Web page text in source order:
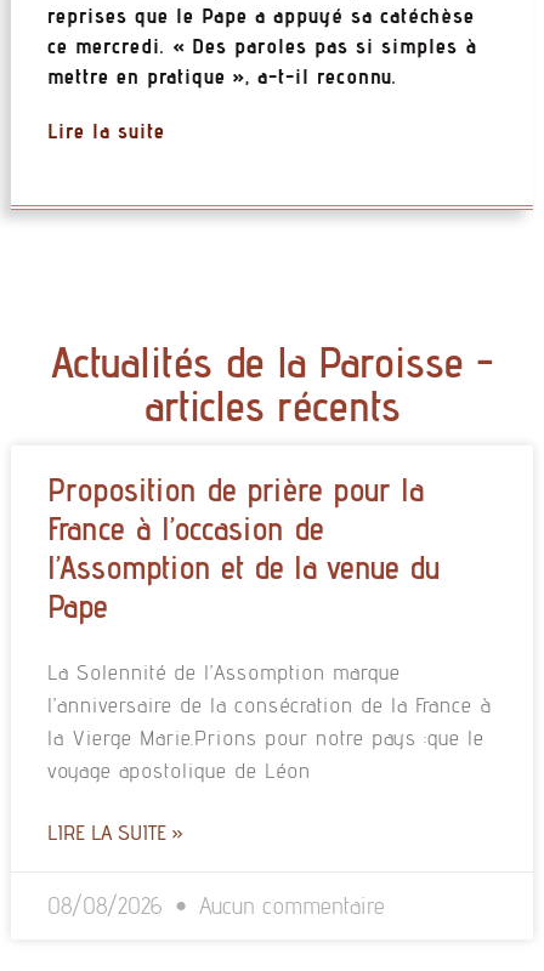
reprises que le Pape a appuyé sa catéchèse
ce mercredi. « Des paroles pas si simples à
mettre en pratique », a-t-il reconnu.
Lire la suite
Actualités de la Paroisse -
articles récents
Proposition de prière pour la
France à l’occasion de
l’Assomption et de la venue du
Pape
La Solennité de l’Assomption marque
l’anniversaire de la consécration de la France à
la Vierge Marie.Prions pour notre pays :que le
voyage apostolique de Léon
LIRE LA SUITE »
08/08/2026 Aucun commentaire